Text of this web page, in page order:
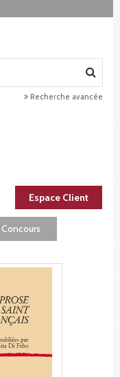
Recherche avancée
Espace Client
Concours